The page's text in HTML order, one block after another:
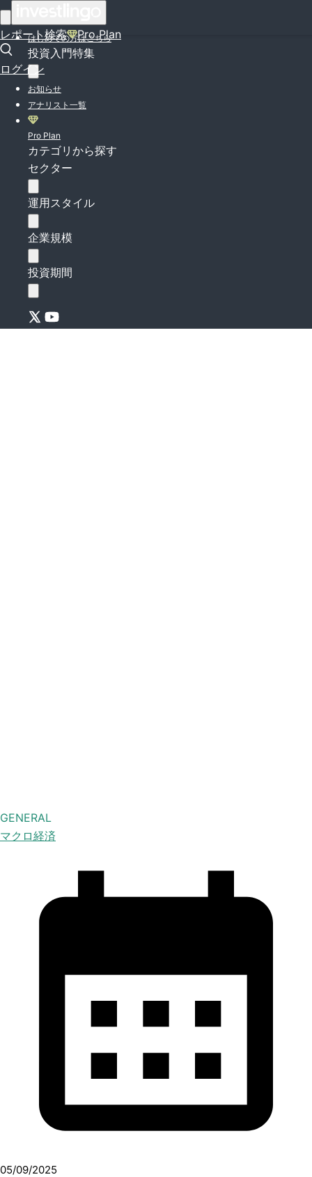
レポート検索 Pro Plan
ログイン
はじめての方はこちら
投資入門特集
お知らせ
アナリスト一覧
Pro Plan
カテゴリから探す
セクター
運用スタイル
企業規模
投資期間
GENERAL
マクロ経済
05/09/2025